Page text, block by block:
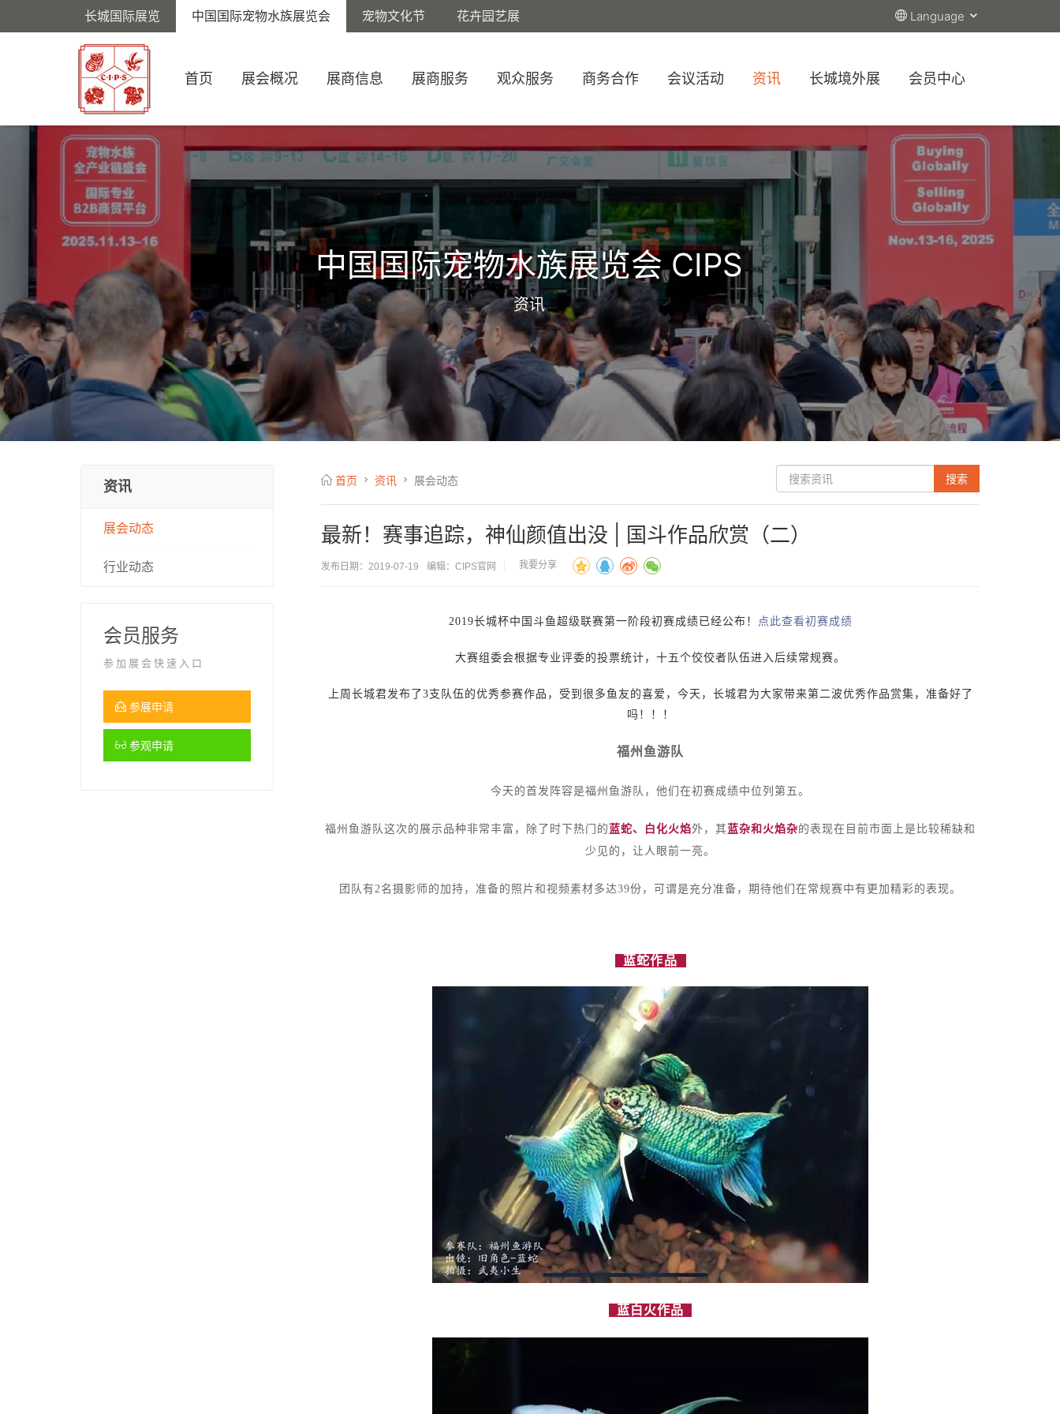
Language
长城国际展览 中国国际宠物水族展览会 宠物文化节 花卉园艺展
首页 展会概况 展商信息 展商服务 观众服务 商务合作 会议活动 资讯 长城境外展 会员中心
中国国际宠物水族展览会 CIPS
资讯
首页 资讯 展会动态
最新！赛事追踪，神仙颜值出没 | 国斗作品欣赏（二）
发布日期：2019-07-19 编辑：CIPS官网 我要分享
2019长城杯中国斗鱼超级联赛第一阶段初赛成绩已经公布！ 点此查看初赛成绩
大赛组委会根据专业评委的投票统计，十五个佼佼者队伍进入后续常规赛。
上周长城君发布了3支队伍的优秀参赛作品，受到很多鱼友的喜爱，今天，长城君为大家带来第二波优秀作品赏集，准备好了
吗！！！
福州鱼游队
今天的首发阵容是福州鱼游队，他们在初赛成绩中位列第五。
福州鱼游队这次的展示品种非常丰富，除了时下热门的 蓝蛇、白化火焰外，其蓝杂和火焰杂的表现在目前市面上是比较稀缺和
少见的，让人眼前一亮。
团队有2名摄影师的加持，准备的照片和视频素材多达39份，可谓是充分准备，期待他们在常规赛中有更加精彩的表现。
蓝蛇作品
蓝白火作品
资讯
展会动态
行业动态
会员服务
参加展会快速入口
参展申请
参观申请